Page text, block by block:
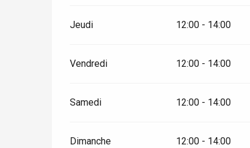
Jeudi 12:00 - 14:00
Vendredi 12:00 - 14:00
Samedi 12:00 - 14:00
Dimanche 12:00 - 14:00